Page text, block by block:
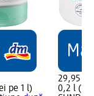
pe 1 l)
29,95 lei
0,2 l